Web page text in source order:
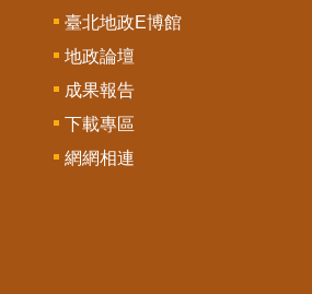
臺北地政E博館
地政論壇
成果報告
下載專區
網網相連